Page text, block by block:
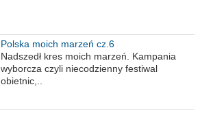
Polska moich marzeń cz.6
Nadszedł kres moich marzeń. Kampania
wyborcza czyli niecodzienny festiwal
obietnic,..